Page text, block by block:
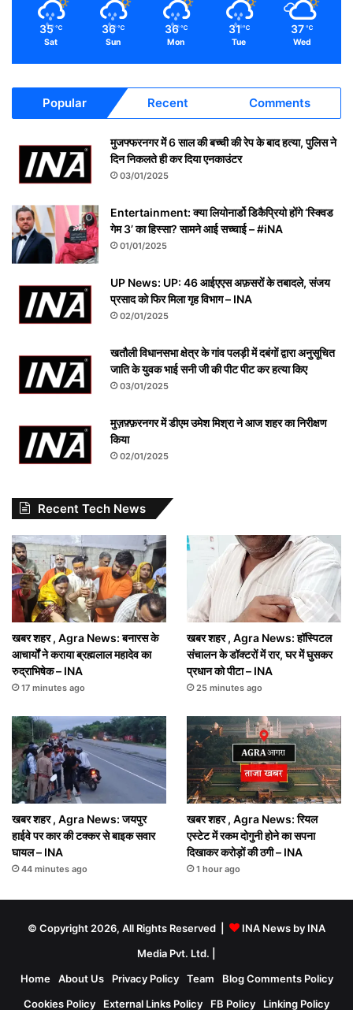
35 ℃
Sat
36 ℃
Sun
36 ℃
Mon
31 ℃
Tue
37 ℃
Wed
Popular Recent Comments
मुजफ्फरनगर में 6 साल की बच्ची की रेप के बाद हत्या, पुलिस ने
दिन निकलते ही कर दिया एनकाउंटर
03/01/2025
Entertainment: क्या लियोनार्डो डिकैप्रियो होंगे ‘स्क्विड
गेम 3’ का हिस्सा? सामने आई सच्चाई – #iNA
01/01/2025
UP News: UP: 46 आईएएस अफ़सरों के तबादले, संजय
प्रसाद को फिर मिला गृह विभाग – INA
02/01/2025
खतौली विधानसभा क्षेत्र के गांव पलड़ी में दबंगों द्वारा अनुसूचित
जाति के युवक भाई सनी जी की पीट पीट कर हत्या किए
03/01/2025
मुज़फ़्फ़रनगर में डीएम उमेश मिश्रा ने आज शहर का निरीक्षण
किया
02/01/2025
Recent Tech News
खबर शहर , Agra News: बनारस के
आचार्यों ने कराया ब्रह्मलाल महादेव का
रुद्राभिषेक – INA
17 minutes ago
खबर शहर , Agra News: हॉस्पिटल
संचालन के डॉक्टरों में रार, घर में घुसकर
प्रधान को पीटा – INA
25 minutes ago
खबर शहर , Agra News: जयपुर
हाईवे पर कार की टक्कर से बाइक सवार
घायल – INA
44 minutes ago
खबर शहर , Agra News: रियल
एस्टेट में रकम दोगुनी होने का सपना
दिखाकर करोड़ों की ठगी – INA
1 hour ago
© Copyright 2026, All Rights Reserved |
INA News by INA
Media Pvt. Ltd.
Home
About Us Privacy Policy Team
Blog Comments Policy
Cookies Policy
External Links Policy FB Policy Linking Policy